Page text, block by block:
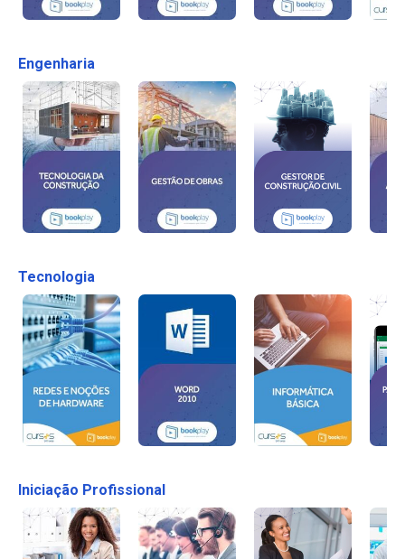
Engenharia
Tecnologia
Iniciação Profissional